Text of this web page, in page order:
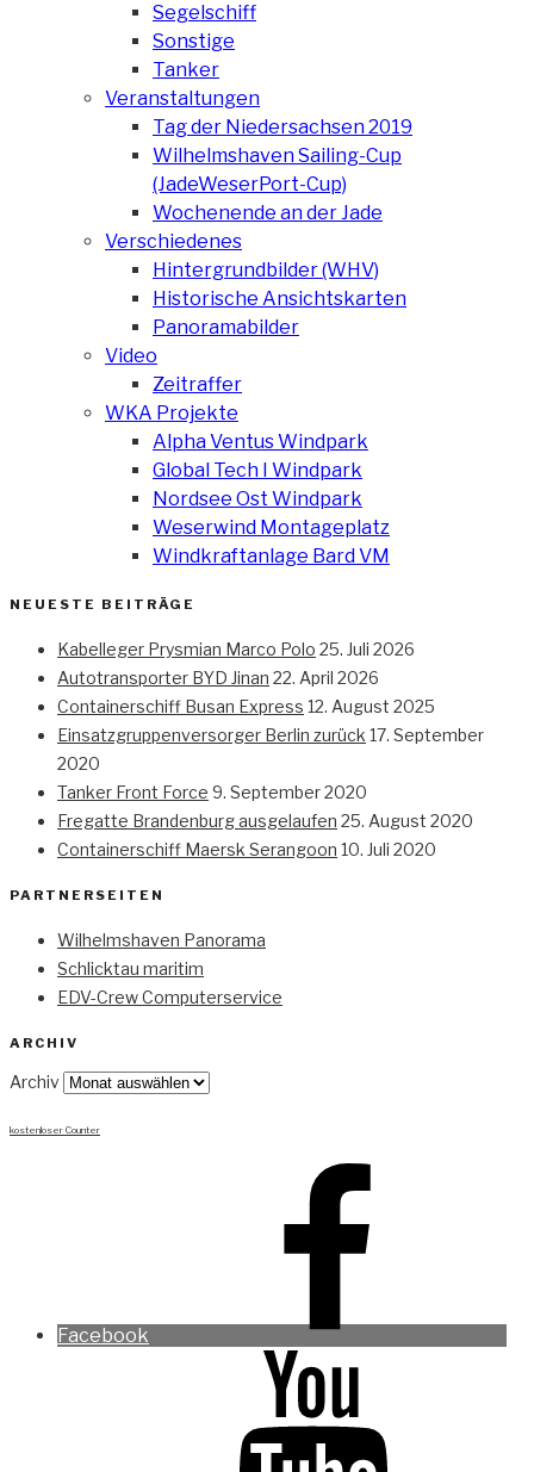
Segelschiff
Sonstige
Tanker
Veranstaltungen
Tag der Niedersachsen 2019
Wilhelmshaven Sailing-Cup
(JadeWeserPort-Cup)
Wochenende an der Jade
Verschiedenes
Hintergrundbilder (WHV)
Historische Ansichtskarten
Panoramabilder
Video
Zeitraffer
WKA Projekte
Alpha Ventus Windpark
Global Tech I Windpark
Nordsee Ost Windpark
Weserwind Montageplatz
Windkraftanlage Bard VM
NEUESTE BEITRÄGE
Kabelleger Prysmian Marco Polo 25. Juli 2026
Autotransporter BYD Jinan 22. April 2026
Containerschiff Busan Express 12. August 2025
Einsatzgruppenversorger Berlin zurück 17. September
2020
Tanker Front Force 9. September 2020
Fregatte Brandenburg ausgelaufen 25. August 2020
Containerschiff Maersk Serangoon 10. Juli 2020
PARTNERSEITEN
Wilhelmshaven Panorama
Schlicktau maritim
EDV-Crew Computerservice
ARCHIV
Archiv
kostenloser Counter
Facebook